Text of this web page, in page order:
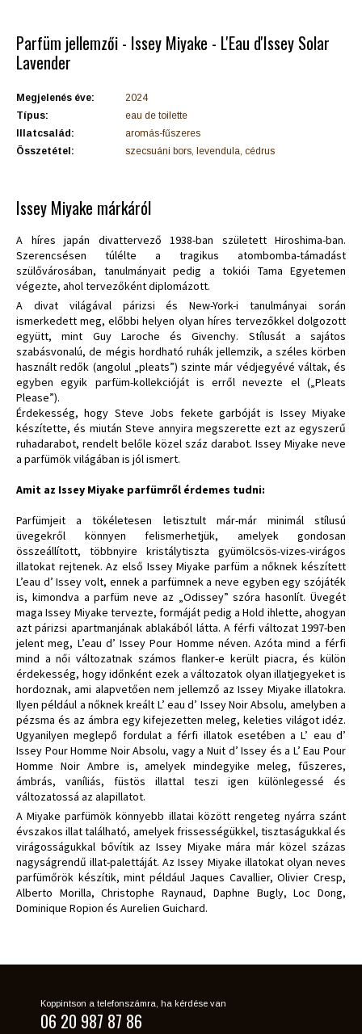
Parfüm jellemzői - Issey Miyake - L'Eau d'Issey Solar
Lavender
Megjelenés éve:
2024
Típus:
eau de toilette
Illatcsalád:
aromás-fűszeres
Összetétel:
szecsuáni bors, levendula, cédrus
Issey Miyake márkáról
A híres japán divattervező 1938-ban született Hiroshima-ban.
Szerencsésen túlélte a tragikus atombomba-támadást
szülővárosában, tanulmányait pedig a tokiói Tama Egyetemen
végezte, ahol tervezőként diplomázott.
A divat világával párizsi és New-York-i tanulmányai során
ismerkedett meg, előbbi helyen olyan híres tervezőkkel dolgozott
együtt, mint Guy Laroche és Givenchy. Stílusát a sajátos
szabásvonalú, de mégis hordható ruhák jellemzik, a széles körben
használt redők (angolul „pleats”) szinte már védjegyévé váltak, és
egyben egyik parfüm-kollekcióját is erről nevezte el („Pleats
Please”).
Érdekesség, hogy Steve Jobs fekete garbóját is Issey Miyake
készítette, és miután Steve annyira megszerette ezt az egyszerű
ruhadarabot, rendelt belőle közel száz darabot. Issey Miyake neve
a parfümök világában is jól ismert.
Amit az Issey Miyake parfümről érdemes tudni:
Parfümjeit a tökéletesen letisztult már-már minimál stílusú
üvegekről könnyen felismerhetjük, amelyek gondosan
összeállított, többnyire kristálytiszta gyümölcsös-vizes-virágos
illatokat rejtenek. Az első Issey Miyake parfüm a nőknek készített
L’eau d’ Issey volt, ennek a parfümnek a neve egyben egy szójáték
is, kimondva a parfüm neve az „Odissey” szóra hasonlít. Üvegét
maga Issey Miyake tervezte, formáját pedig a Hold ihlette, ahogyan
azt párizsi apartmanjának ablakából látta. A férfi változat 1997-ben
jelent meg, L’eau d’ Issey Pour Homme néven. Azóta mind a férfi
mind a női változatnak számos flanker-e került piacra, és külön
érdekesség, hogy időnként ezek a változatok olyan illatjegyeket is
hordoznak, ami alapvetően nem jellemző az Issey Miyake illatokra.
Ilyen például a nőknek kreált L’ eau d’ Issey Noir Absolu, amelyben a
pézsma és az ámbra egy kifejezetten meleg, keleties világot idéz.
Ugyanilyen meglepő fordulat a férfi illatok esetében a L’ eau d’
Issey Pour Homme Noir Absolu, vagy a Nuit d’ Issey és a L’ Eau Pour
Homme Noir Ambre is, amelyek mindegyike meleg, fűszeres,
ámbrás, vaníliás, füstös illattal teszi igen különlegessé és
változatossá az alapillatot.
A Miyake parfümök könnyebb illatai között rengeteg nyárra szánt
évszakos illat található, amelyek frissességükkel, tisztaságukkal és
virágosságukkal bővítik az Issey Miyake mára már közel százas
nagyságrendű illat-palettáját. Az Issey Miyake illatokat olyan neves
parfümőrök készítik, mint például Jaques Cavallier, Olivier Cresp,
Alberto Morilla, Christophe Raynaud, Daphne Bugly, Loc Dong,
Dominique Ropion és Aurelien Guichard.
Koppintson a telefonszámra, ha kérdése van
06 20 987 87 86